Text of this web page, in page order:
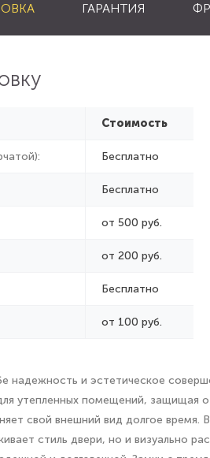
ГАРАНТИЯ
Стоимость
Бесплатно
Бесплатно
от 500 руб.
от 200 руб.
Бесплатно
от 100 руб.
и эстетическое
утепленных помещений,
свой внешний вид долгое
стиль двери, но и визуально